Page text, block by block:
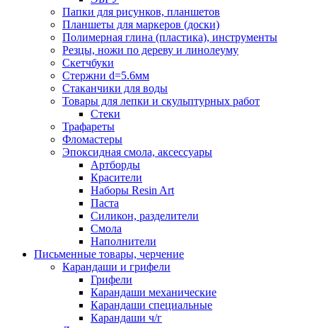
Папки для рисунков, планшетов
Планшеты для маркеров (доски)
Полимерная глина (пластика), инструменты
Резцы, ножи по дереву и линолеуму
Скетчбуки
Стержни d=5.6мм
Стаканчики для воды
Товары для лепки и скульптурных работ
Стеки
Трафареты
Фломастеры
Эпоксидная смола, аксессуары
Артборды
Красители
Наборы Resin Art
Паста
Силикон, разделители
Смола
Наполнители
Письменные товары, черчение
Карандаши и грифели
Грифели
Карандаши механические
Карандаши специальные
Карандаши ч/г